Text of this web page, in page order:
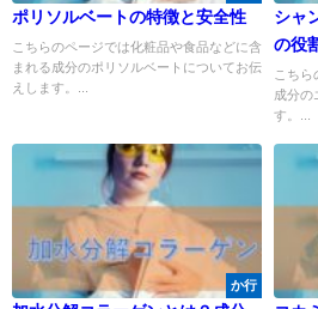
ポリソルベートの特徴と安全性
こちらのページでは化粧品や食品などに含
まれる成分のポリソルベートについてお伝
えします。...
シャ
の役
こち
成分の
す。...
か行